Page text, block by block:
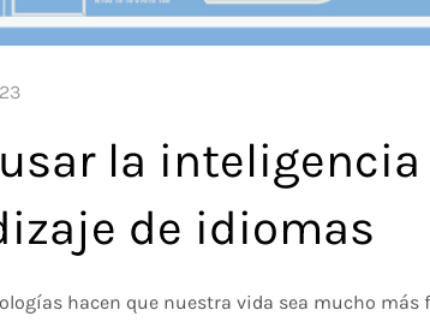
la
de idiomas
hacen que nuestra vida sea mucho